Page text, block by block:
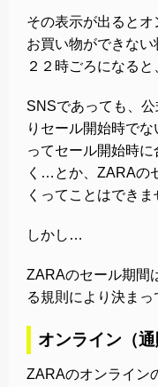
その表示が出ると
お買い物ができな
２２時ごろになると
SNSであっても、
りセール開始時で
ってセール開始時
く…とか、ZARAの
くってことはできま
しかし…
ZARAのセール期間
る規則により決まっ
オンライン（
ZARAのオンライン